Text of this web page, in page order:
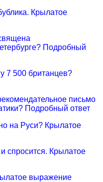
Крылатое
Подробный
7 500 британцев?
письмо
Подробный ответ
на Руси? Крылатое
спросится. Крылатое
выражение